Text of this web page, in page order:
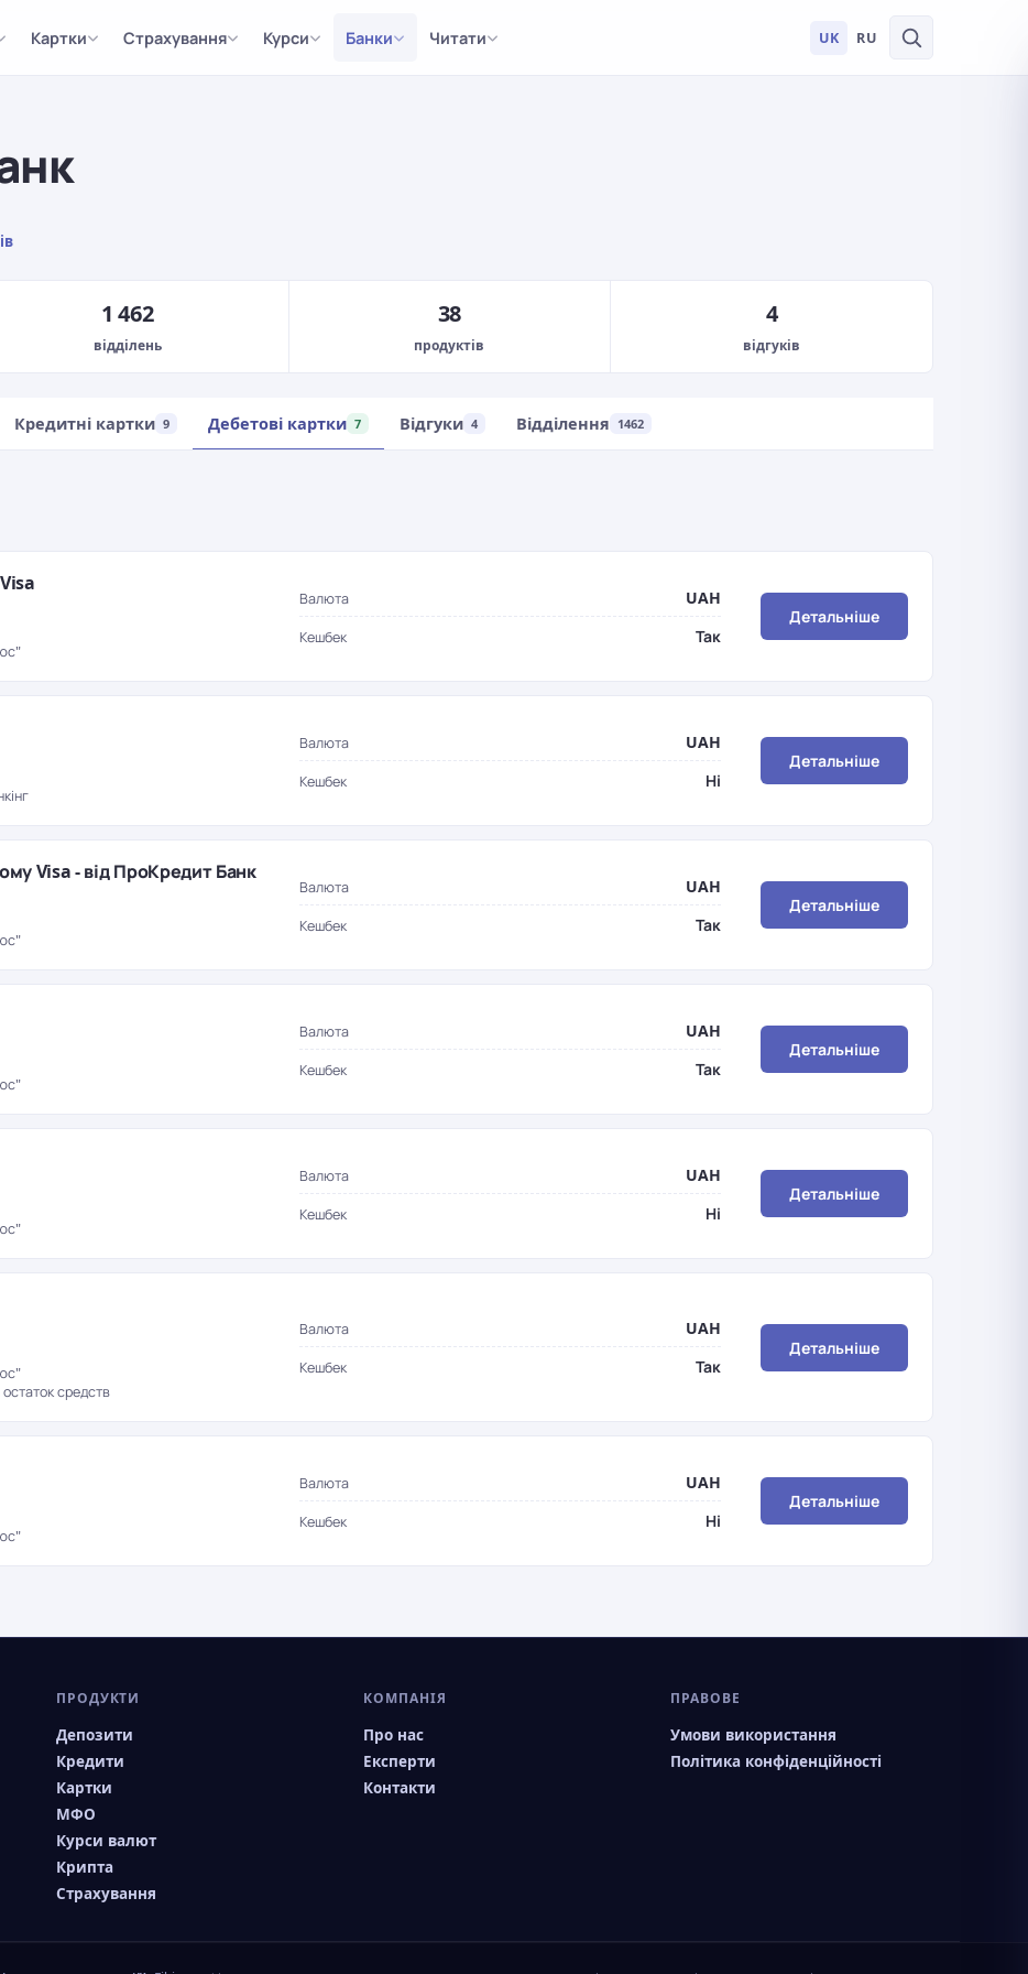
Картки Страхування Курси Банки Читати UK RU
1 462
відділень
38
продуктів
4
відгуків
Кредитні картки 9 Дебетові картки 7 Відгуки 4 Відділення 1462
Валюта UAH
Кешбек Так
Детальніше
Валюта UAH
Кешбек Ні
Детальніше
Visa - від ПроКредит Банк
Валюта UAH
Кешбек Так
Детальніше
Валюта UAH
Кешбек Так
Детальніше
Валюта UAH
Кешбек Ні
Детальніше
средств
Валюта UAH
Кешбек Так
Детальніше
Валюта UAH
Кешбек Ні
Детальніше
ПРОДУКТИ
Депозити
Кредити
Картки
МФО
Курси валют
Крипта
Страхування
КОМПАНІЯ
Про нас
Експерти
Контакти
ПРАВОВЕ
Умови використання
Політика конфіденційності